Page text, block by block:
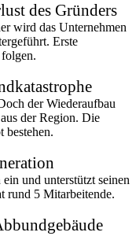
des Gründers
wird das Unter­nehmen
Erste
der Wieder­aufbau
der Region. Die
bestehen.
und unterstützt seinen
rund 5 Mitarbeitende.